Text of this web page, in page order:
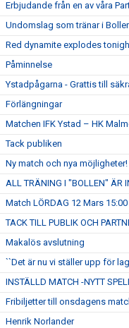
Erbjudande från en av våra
Undomslag som tränar i
Red dynamite explodes
Påminnelse
Ystadpågarna - Grattis till
Förlängningar
Matchen IFK Ystad – HK
Tack publiken
Ny match och nya möjligheter!
ALL TRÄNING I "BOLLEN" ÄR
Match LÖRDAG 12 Mars 15:00
TACK TILL PUBLIK OCH
Makalös avslutning
``Det är nu vi ställer upp för
INSTÄLLD MATCH -NYTT
Fribiljetter till onsdagens
Henrik Norlander